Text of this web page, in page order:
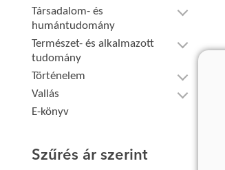
Társadalom- és
humántudomány
Természet- és alkalmazott
tudomány
Történelem
Vallás
E-könyv
Szűrés ár szerint